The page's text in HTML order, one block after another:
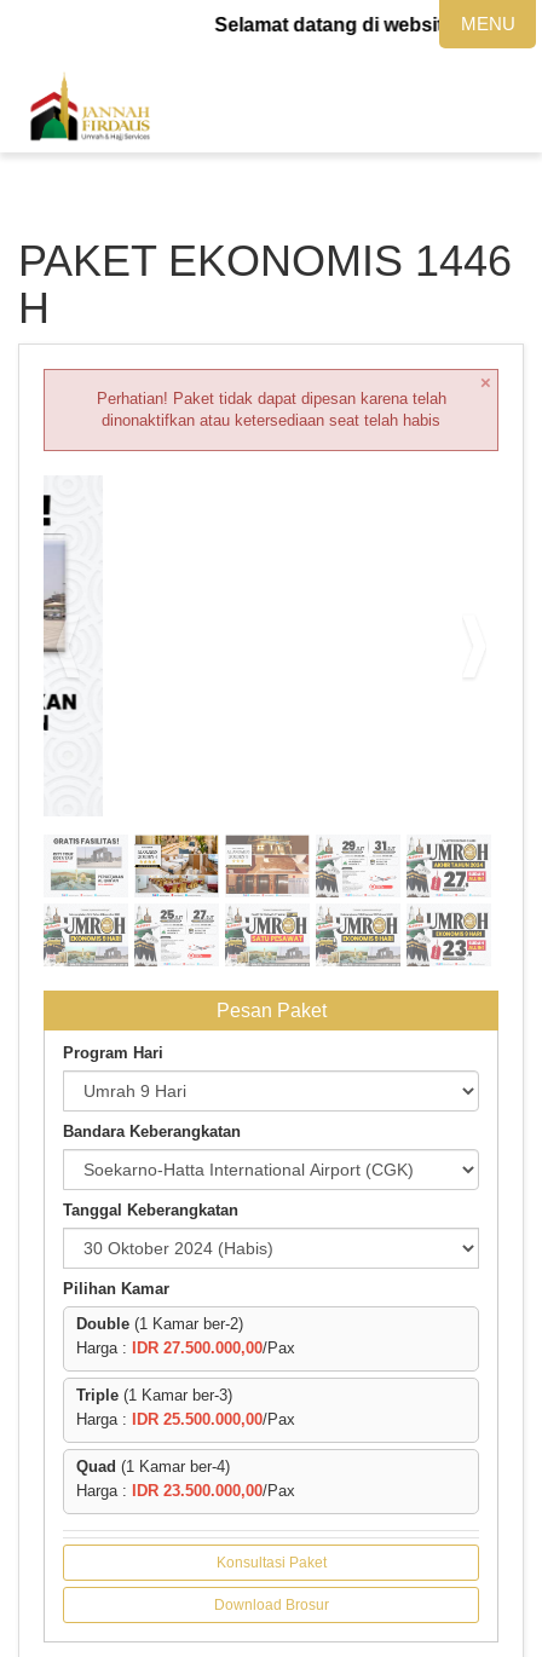
Selamat datang di website
PAKET EKONOMIS 1446
H
Perhatian! Paket tidak dapat dipesan karena telah
dinonaktifkan atau ketersediaan seat telah habis
×
1
Pesan Paket
Program Hari
Bandara Keberangkatan
Tanggal Keberangkatan
Pilihan Kamar
Double (1 Kamar ber-2)
Harga : IDR 27.500.000,00/Pax
Triple (1 Kamar ber-3)
Harga : IDR 25.500.000,00/Pax
Quad (1 Kamar ber-4)
Harga : IDR 23.500.000,00/Pax
Konsultasi Paket
Download Brosur
MENU